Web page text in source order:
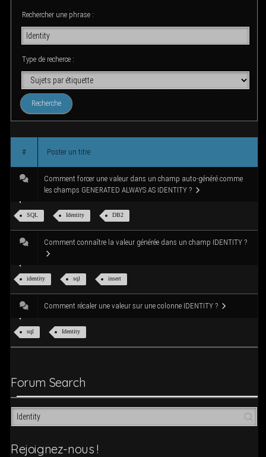
i
n
Recher­cher une phrase :
Type de recherce :
# Pos­ter un titre
Com­ment for­cer une valeur dans un champ auto-géné­ré comme
les champs GENERATED ALWAYS AS IDENTITY ?
SQL Iden­ti­ty DB2
Com­ment connaître la valeur géné­rée dans un champ IDENTITY ?
iden­ti­ty sql insert
Com­ment réca­ler une valeur sur une colonne IDENTITY ?
sql Iden­ti­ty
Forum Search
Rejoi­­gnez-nous !